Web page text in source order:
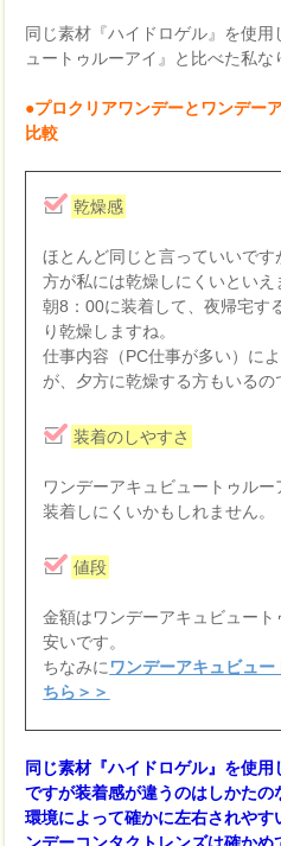
同じ素材『ハイドロゲル』を使
ュートゥルーアイ』と比べた私な
●プロクリアワンデーとワンデー
比較
乾燥感
ほとんど同じと言っていいで
方が私には乾燥しにくいといえ
朝8：00に装着して、夜帰宅す
り乾燥しますね。
仕事内容（PC仕事が多い）に
が、夕方に乾燥する方もいるの
装着のしやすさ
ワンデーアキュビュートゥル
装着しにくいかもしれません。
値段
金額はワンデーアキュビュー
安いです。
ちなみにワンデーアキュビュ
ちら＞＞
同じ素材『ハイドロゲル』を使
ですが装着感が違うのはしかた
環境によって確かに左右されや